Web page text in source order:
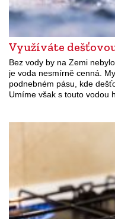
Využíváte
Bez vody by na Zemi
je voda nesmírně cenná.
podnebném pásu, kde
Umíme však s touto vodou